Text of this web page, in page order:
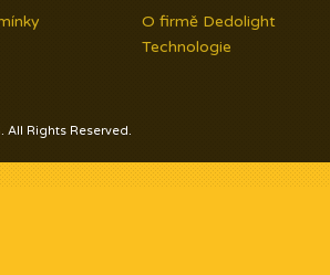
O firmě Dedolight
Technologie
Rights Reserved.